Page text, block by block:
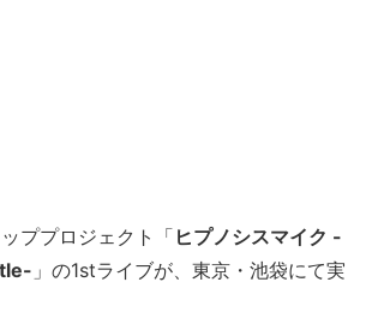
ププロジェクト「 ヒプノシスマイク -
」の1stライブが、東京・池袋にて実